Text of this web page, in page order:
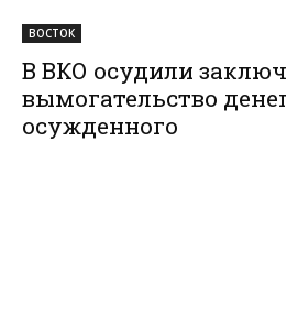
ВОСТОК
В ВКО осудили
вымогательство
осужденного